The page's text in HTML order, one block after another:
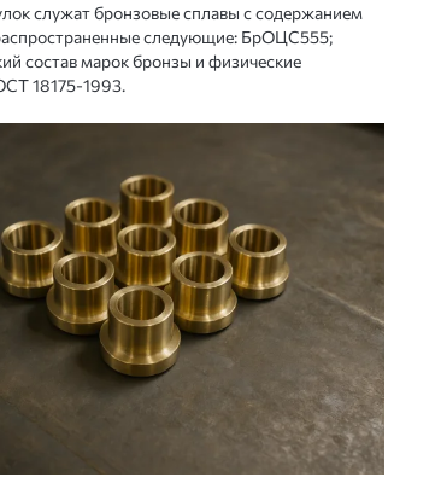
служат бронзовые сплавы с содержанием
следующие: БрОЦС555;
марок бронзы и физические
18175-1993.